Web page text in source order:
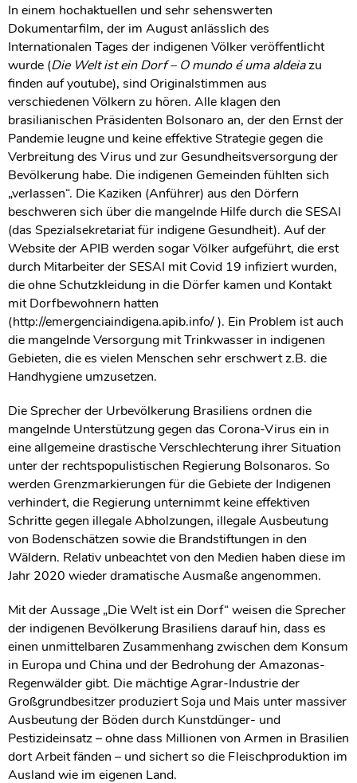
In einem hochaktuellen und sehr sehenswerten
Dokumentarfilm, der im August anlässlich des
Internationalen Tages der indigenen Völker veröffentlicht
wurde (Die Welt ist ein Dorf – O mundo é uma aldeiazu
finden auf youtube), sind Originalstimmen aus
verschiedenen Völkern zu hören. Alle klagen den
brasilianischen Präsidenten Bolsonaro an, der den Ernst der
Pandemie leugne und keine effektive Strategie gegen die
Verbreitung des Virus und zur Gesundheitsversorgung der
Bevölkerung habe. Die indigenen Gemeinden fühlten sich
„verlassen“. Die Kaziken (Anführer) aus den Dörfern
beschweren sich über die mangelnde Hilfe durch die SESAI
(das Spezialsekretariat für indigene Gesundheit). Auf der
Website der APIB werden sogar Völker aufgeführt, die erst
durch Mitarbeiter der SESAI mit Covid 19 infiziert wurden,
die ohne Schutzkleidung in die Dörfer kamen und Kontakt
mit Dorfbewohnern hatten
(http://emergenciaindigena.apib.info/ ). Ein Problem ist auch
die mangelnde Versorgung mit Trinkwasser in indigenen
Gebieten, die es vielen Menschen sehr erschwert z.B. die
Handhygiene umzusetzen.
Die Sprecher der Urbevölkerung Brasiliens ordnen die
mangelnde Unterstützung gegen das Corona-Virus ein in
eine allgemeine drastische Verschlechterung ihrer Situation
unter der rechtspopulistischen Regierung Bolsonaros. So
werden Grenzmarkierungen für die Gebiete der Indigenen
verhindert, die Regierung unternimmt keine effektiven
Schritte gegen illegale Abholzungen, illegale Ausbeutung
von Bodenschätzen sowie die Brandstiftungen in den
Wäldern. Relativ unbeachtet von den Medien haben diese im
Jahr 2020 wieder dramatische Ausmaße angenommen.
Mit der Aussage „Die Welt ist ein Dorf“ weisen die Sprecher
der indigenen Bevölkerung Brasiliens darauf hin, dass es
einen unmittelbaren Zusammenhang zwischen dem Konsum
in Europa und China und der Bedrohung der Amazonas-
Regenwälder gibt. Die mächtige Agrar-Industrie der
Großgrundbesitzer produziert Soja und Mais unter massiver
Ausbeutung der Böden durch Kunstdünger- und
Pestizideinsatz – ohne dass Millionen von Armen in Brasilien
dort Arbeit fänden – und sichert so die Fleischproduktion im
Ausland wie im eigenen Land.